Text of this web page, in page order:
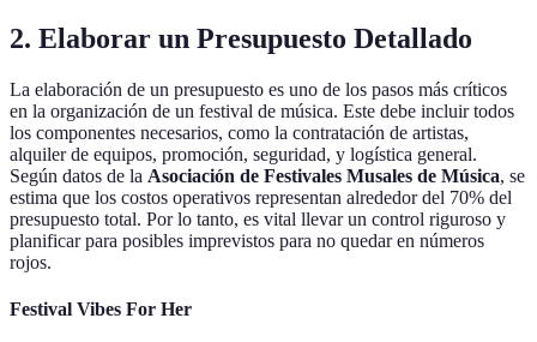
2. Elaborar un Presupuesto Detallado
La elaboración de un presupuesto es uno de los pasos más críticos
en la organización de un festival de música. Este debe incluir todos
los componentes necesarios, como la contratación de artistas,
alquiler de equipos, promoción, seguridad, y logística general.
Según datos de la Asociación de Festivales Musales de Música, se
estima que los costos operativos representan alrededor del 70% del
presupuesto total. Por lo tanto, es vital llevar un control riguroso y
planificar para posibles imprevistos para no quedar en números
rojos.
Festival Vibes For Her